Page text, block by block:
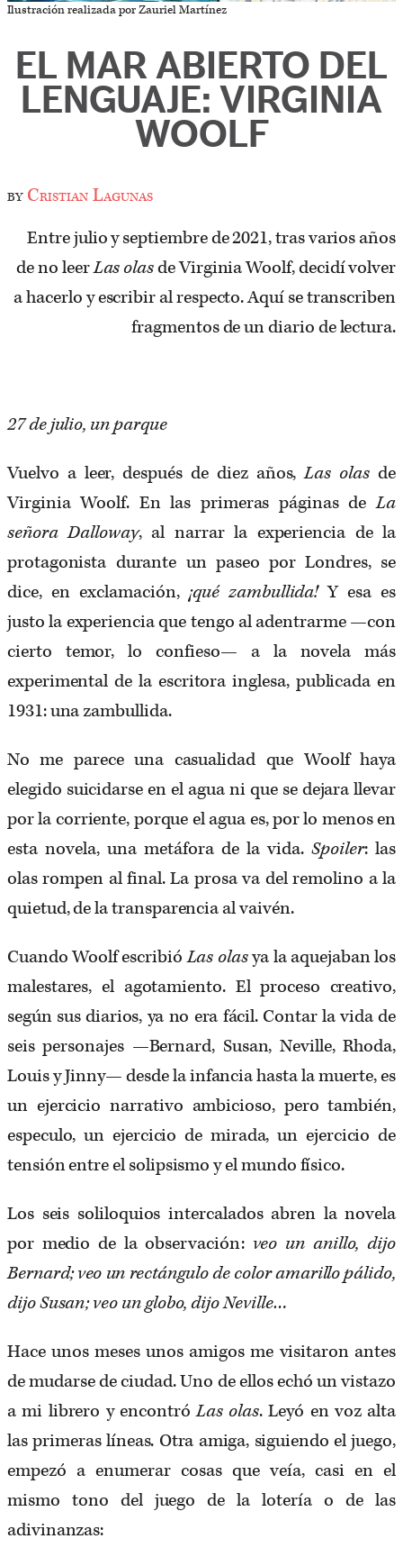
Ilustración realizada por Zauriel Martínez
EL MAR ABIERTO DEL
LENGUAJE: VIRGINIA
WOOLF
byCristian Lagunas
Entre julio y septiembre de 2021, tras varios años
de no leerLas olasde Virginia Woolf, decidí volver
a hacerlo y escribir al respecto. Aquí se transcriben
fragmentos de un diario de lectura.
27 de julio, un parque
Vuelvo a leer, después de diez años,Las olas de
Virginia Woolf. En las primeras páginas deLa
señora Dalloway, al narrar la experiencia de la
protagonista durante un paseo por Londres, se
dice, en exclamación,¡qué zambullida!Y esa es
justo la experiencia que tengo al adentrarme —con
cierto temor, lo confieso— a la novela más
experimental de la escritora inglesa, publicada en
1931: una zambullida.
No me parece una casualidad que Woolf haya
elegido suicidarse en el agua ni que se dejara llevar
por la corriente, porque el agua es, por lo menos en
esta novela, una metáfora de la vida.Spoiler: las
olas rompen al final. La prosa va del remolino a la
quietud, de la transparencia al vaivén.
Cuando Woolf escribióLas olasya la aquejaban los
malestares, el agotamiento. El proceso creativo,
según sus diarios, ya no era fácil. Contar la vida de
seis personajes —Bernard, Susan, Neville, Rhoda,
Louis y Jinny— desde la infancia hasta la muerte, es
un ejercicio narrativo ambicioso, pero también,
especulo, un ejercicio de mirada, un ejercicio de
tensión entre el solipsismo y el mundo físico.
Los seis soliloquios intercalados abren la novela
por medio de la observación: veo un anillo, dijo
Bernard; veo un rectángulo de color amarillo pálido,
dijo Susan; veo un globo, dijo Neville…
Hace unos meses unos amigos me visitaron antes
de mudarse de ciudad. Uno de ellos echó un vistazo
a mi librero y encontróLas olas. Leyó en voz alta
las primeras líneas. Otra amiga, siguiendo el juego,
empezó a enumerar cosas que veía, casi en el
mismo tono del juego de la lotería o de las
adivinanzas: